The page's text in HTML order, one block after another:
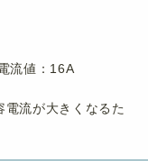
流値：16A
電流が大きくなるた